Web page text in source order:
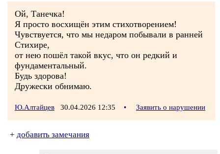
Ой, Танечка!
Я просто восхищён этим стихотворением!
Чувствуется, что мы недаром побывали в ранней
Стихире,
от нею пошёл такой вкус, что он редкий и
фундаментальный.
Будь здорова!
Дружески обнимаю.
Ю.Алтайцев 30.04.2026 12:35 • Заявить о нарушении
+ добавить замечания